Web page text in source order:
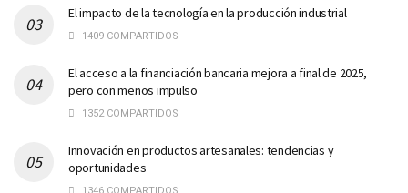
El impacto de la tecnología en la producción industrial
1409 COMPARTIDOS
El acceso a la financiación bancaria mejora a final de 2025,
pero con menos impulso
1352 COMPARTIDOS
Innovación en productos artesanales: tendencias y
oportunidades